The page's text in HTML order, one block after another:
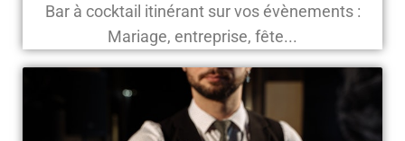
Bar à cocktail itinérant sur vos évènements :
Mariage, entreprise, fête...